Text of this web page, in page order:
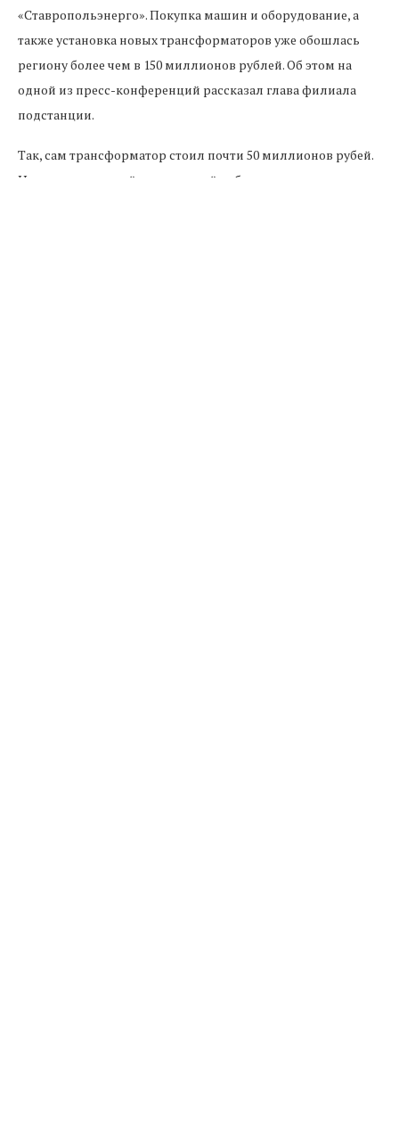
«Ставропольэнерго». Покупка машин и оборудование, а
также установка новых трансформаторов уже обошлась
региону более чем в 150 миллионов рублей. Об этом на
одной из пресс-конференций рассказал глава филиала
подстанции.
Так, сам трансформатор стоил почти 50 миллионов рубей.
Но, дл нормальной и слаженной работы всего комплекса